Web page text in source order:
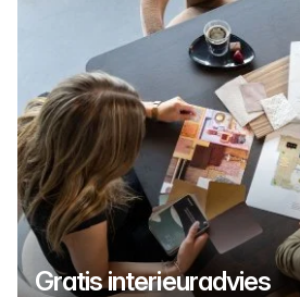
Gratis interieuradvies